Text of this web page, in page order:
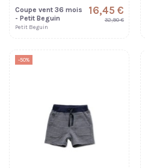
Coupe vent 36 mois
- Petit Beguin
Petit Beguin
16,45 €
32,90 €
-50%